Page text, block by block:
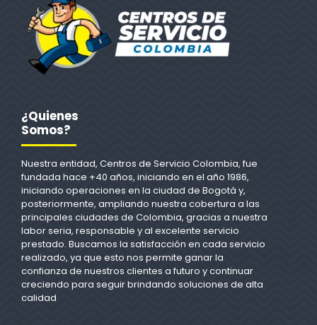
¿Quienes
Somos?
Nuestra entidad, Centros de Servicio Colombia, fue
fundada hace +40 años, iniciando en el año 1986,
iniciando operaciones en la ciudad de Bogotá y,
posteriormente, ampliando nuestra cobertura a las
principales ciudades de Colombia, gracias a nuestra
labor seria, responsable y al excelente servicio
prestado. Buscamos la satisfacción en cada servicio
realizado, ya que esto nos permite ganar la
confianza de nuestros clientes a futuro y continuar
creciendo para seguir brindando soluciones de alta
calidad